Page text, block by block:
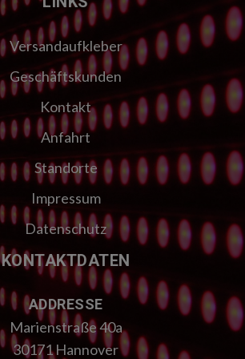
Versandaufkleber
Geschäftskunden
Kontakt
Anfahrt
Standorte
Impressum
Datenschutz
KONTAKTDATEN
ADDRESSE
Marienstraße 40a
30171 Hannover